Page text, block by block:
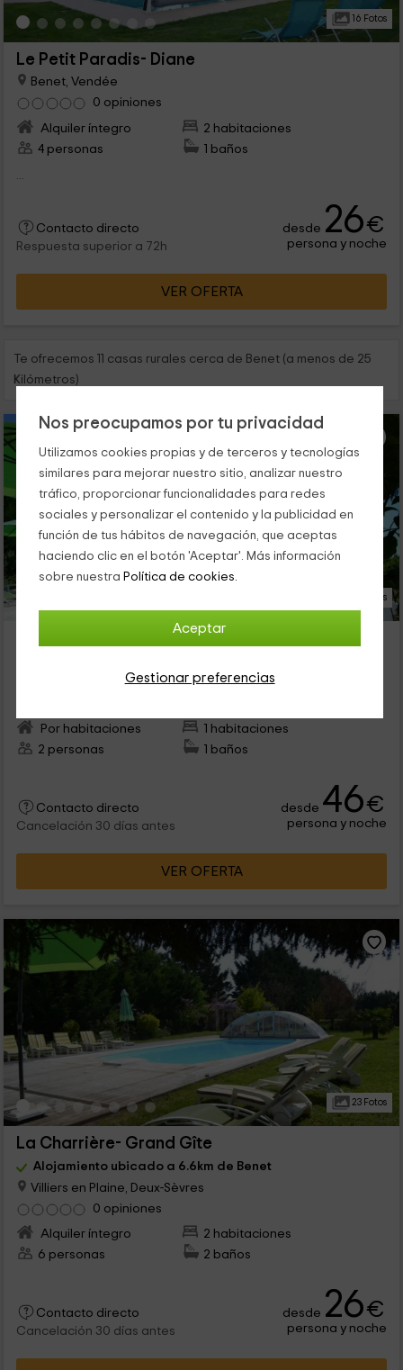
Nos preocupamos por tu privacidad
Utilizamos cookies propias y de terceros y tecnologías
similares para mejorar nuestro sitio, analizar nuestro
tráfico, proporcionar funcionalidades para redes
sociales y personalizar el contenido y la publicidad en
función de tus hábitos de navegación, que aceptas
haciendo clic en el botón 'Aceptar'. Más información
sobre nuestra Política de cookies.
Aceptar
Gestionar preferencias
16 Fotos
Le Petit Paradis- Diane
Benet, Vendée
0 opiniones
Alquiler íntegro
2 habitaciones
4 personas
1 baños
Contacto directo
Respuesta superior a 72h
desde 26€
persona y noche
VER OFERTA
Te ofrecemos 11 casas rurales cerca de Benet (a menos de 25
Kilómetros)
19 Fotos
La Charrière- Petit Gîte
Villiers en Plaine, Deux-Sèvres
Por habitaciones
1 habitaciones
2 personas
1 baños
Contacto directo
Cancelación 30 días antes
desde 46€
persona y noche
VER OFERTA
23 Fotos
La Charrière- Grand Gîte
Alojamiento ubicado a 6.6km de Benet
Villiers en Plaine, Deux-Sèvres
0 opiniones
Alquiler íntegro
2 habitaciones
6 personas
2 baños
Contacto directo
Cancelación 30 días antes
desde 26€
persona y noche